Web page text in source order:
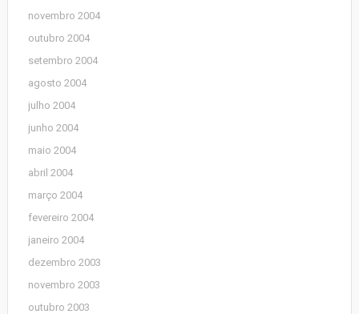
novembro 2004
outubro 2004
setembro 2004
agosto 2004
julho 2004
junho 2004
maio 2004
abril 2004
março 2004
fevereiro 2004
janeiro 2004
dezembro 2003
novembro 2003
outubro 2003